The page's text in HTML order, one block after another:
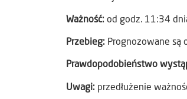
Ważność: od godz. 11:34
Przebieg: Prognozowane są
Prawdopodobieństwo
Uwagi: przedłużenie